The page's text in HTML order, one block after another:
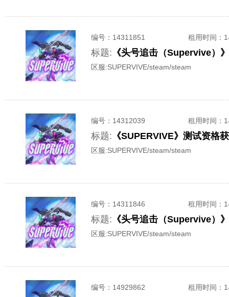
编号： 14311851 租用时间 ：
标题: 《头号追击（Supervive）
区服:SUPERVIVE/steam/steam
编号： 14312039 租用时间 ：
标题: 《SUPERVIVE》测试资格
区服:SUPERVIVE/steam/steam
编号： 14311846 租用时间 ：
标题: 《头号追击（Supervive）
区服:SUPERVIVE/steam/steam
编号： 14929862 租用时间 ：